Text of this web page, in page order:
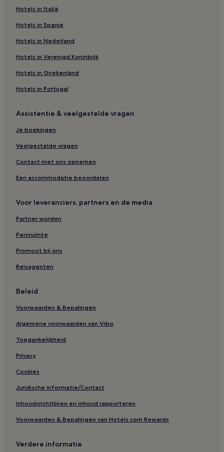
Hotels in Italië
Hotels in Spanje
Hotels in Nederland
Hotels in Verenigd Koninkrijk
Hotels in Griekenland
Hotels in Portugal
Assistentie & veelgestelde vragen
Je boekingen
Veelgestelde vragen
Contact met ons opnemen
Een accommodatie beoordelen
Voor leveranciers, partners en de media
Partner worden
Persruimte
Promoot bij ons
Reisagenten
Beleid
Voorwaarden & Bepalingen
Algemene voorwaarden van Vrbo
Toegankelijkheid
Privacy
Cookies
Juridische informatie/Contact
Inhoudsrichtlijnen en inhoud rapporteren
Voorwaarden & Bepalingen van Hotels.com Rewards
Verdere informatie